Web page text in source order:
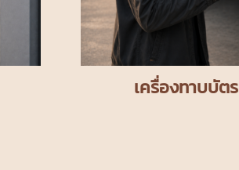
เครื่องทาบบัตร